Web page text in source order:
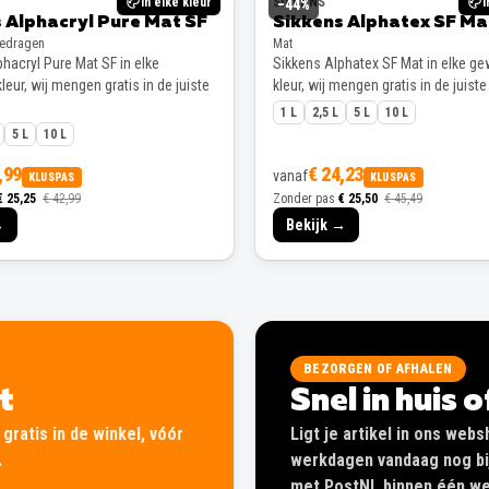
Alphacryl Pure Mat SF
Pure Mat SF in elke
wij mengen gratis in de juiste
5 L 10 L
KLUSPAS
25,25 € 42,99
−44%
Sikkens Alphatex SF
Mat
Sikkens Alphatex SF Mat in elke
kleur, wij mengen gratis in de
1 L 2,5 L 5 L 10 L
vanaf€ 24,23 KLUSPAS
Zonder pas € 25,50 € 45,49
Bekijk →
in de winkel, vóór
BEZORGEN OF AFHALEN
Snel in huis
Ligt je artikel in ons
werkdagen vandaag nog